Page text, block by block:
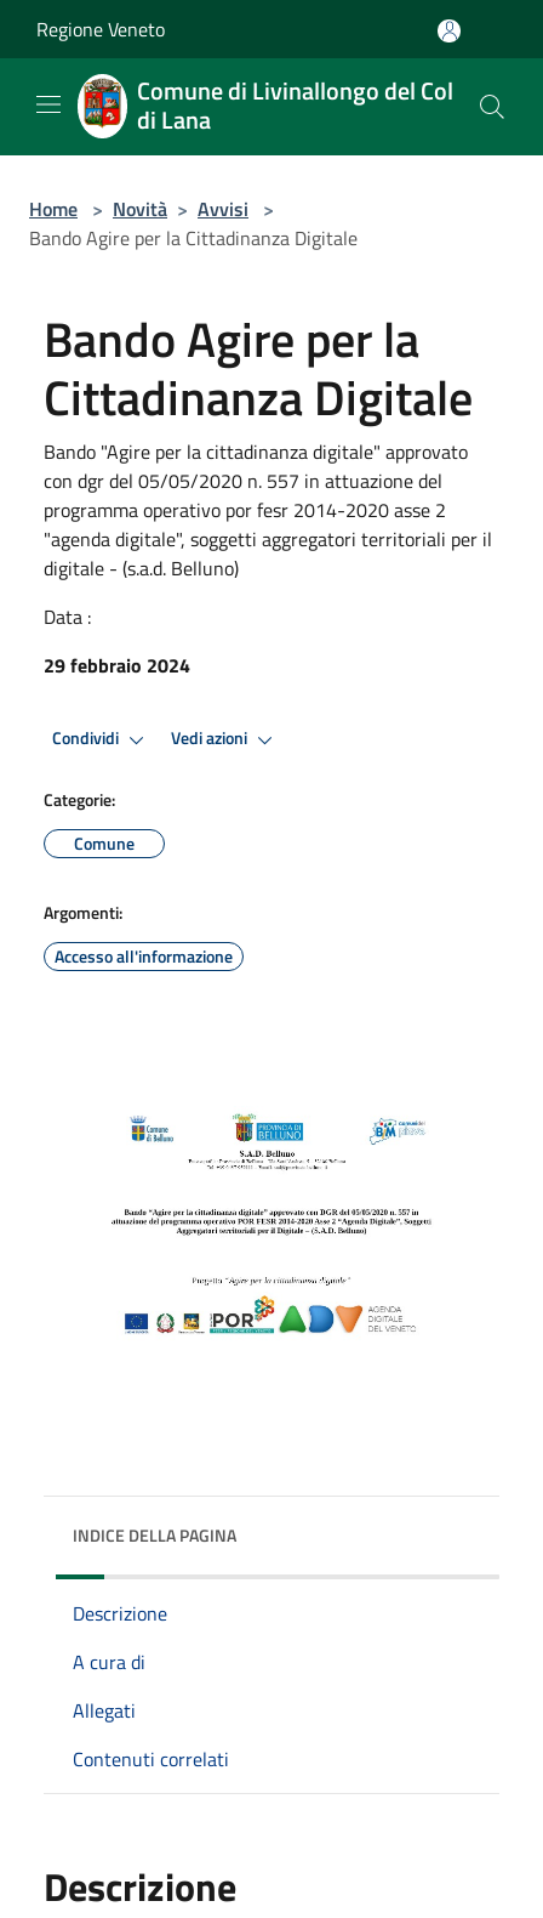
Regione Veneto
Comune di Livinallongo del Col
di Lana
Home > Novità > Avvisi >
Bando Agire per la Cittadinanza Digitale
Bando Agire per la
Cittadinanza Digitale
Bando "Agire per la cittadinanza digitale" approvato
con dgr del 05/05/2020 n. 557 in attuazione del
programma operativo por fesr 2014-2020 asse 2
"agenda digitale", soggetti aggregatori territoriali per il
digitale - (s.a.d. Belluno)
Data :
29 febbraio 2024
Condividi Vedi azioni
Categorie:
Comune
Argomenti:
Accesso all'informazione
INDICE DELLA PAGINA
Descrizione
A cura di
Allegati
Contenuti correlati
Descrizione